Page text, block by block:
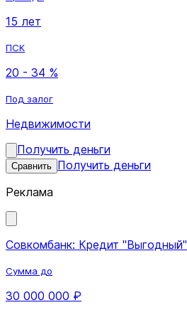
15 лет
ПСК
20 - 34 %
Под залог
Недвижимости
Получить деньги
Сравнить Получить деньги
Реклама
Совкомбанк: Кредит "Выгодный"
Сумма до
30 000 000 ₽